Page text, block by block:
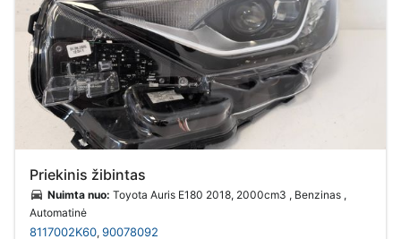
Priekinis žibintas
Nuimta nuo: Toyota Auris E180 2018, 2000cm3 , Benzinas ,
Automatinė
8117002K60, 90078092